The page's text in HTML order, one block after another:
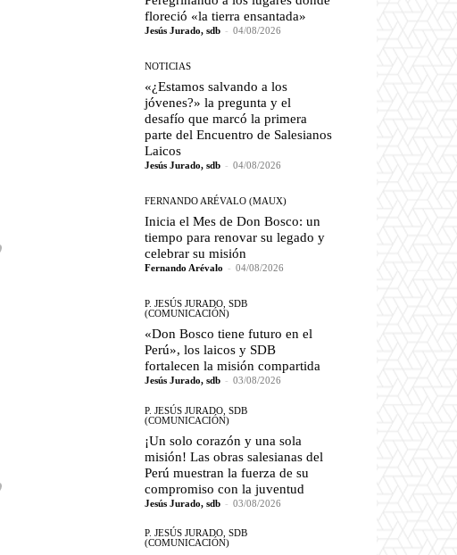
floreció «la tierra ensantada»
Jesús Jurado, sdb - 04/08/2026
NOTICIAS
«¿Estamos salvando a los
jóvenes?» la pregunta y el
desafío que marcó la primera
parte del Encuentro de Salesianos
Laicos
Jesús Jurado, sdb - 04/08/2026
FERNANDO ARÉVALO (MAUX)
Inicia el Mes de Don Bosco: un
tiempo para renovar su legado y
celebrar su misión
Fernando Arévalo - 04/08/2026
P. JESÚS JURADO, SDB
(COMUNICACIÓN)
«Don Bosco tiene futuro en el
Perú», los laicos y SDB
fortalecen la misión compartida
Jesús Jurado, sdb - 03/08/2026
P. JESÚS JURADO, SDB
(COMUNICACIÓN)
¡Un solo corazón y una sola
misión! Las obras salesianas del
Perú muestran la fuerza de su
compromiso con la juventud
Jesús Jurado, sdb - 03/08/2026
P. JESÚS JURADO, SDB
(COMUNICACIÓN)